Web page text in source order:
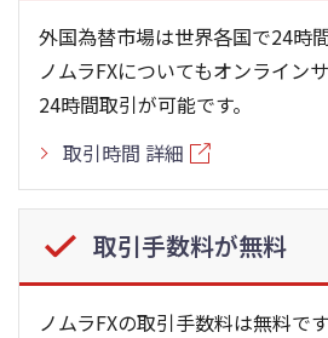
外国為替市場は世界各国で24時
ノムラFXについてもオンライン
24時間取引が可能です。
取引時間 詳細
取引手数料が無料
ノムラFXの取引手数料は無料です